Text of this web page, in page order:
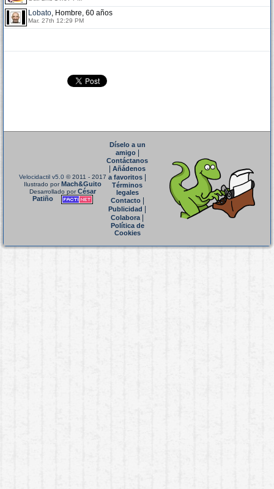
Lobato, Hombre, 60 años
Mar. 27th 12:29 PM
Velocidactil v5.0 © 2011 - 2017
Ilustrado porMach&Guito
Desarrollado porCésar
Patiño
Díselo a un
amigo|
Contáctanos
Añádenos
a favoritos
Términos
legales
Contacto|
Publicidad
Colabora|
Política de
Cookies